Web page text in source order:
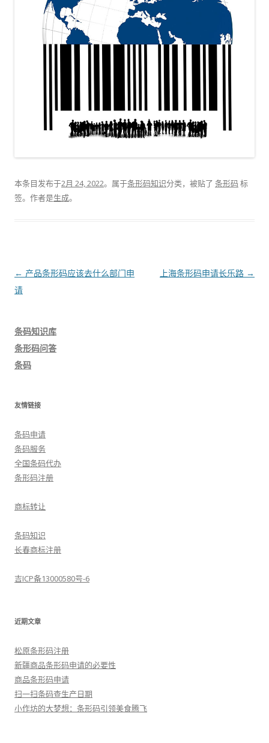
本条目发布于2月 24, 2022。属于条形码知识分类，被贴了 条形码 标
签。 作者是生成。
文
章
← 产品条形码应该去什么部门申
请
上海条形码申请长乐路 →
条码知识库
条形码问答
条码
友情链接
条码申请
条码服务
全国条码代办
条形码注册
商标转让
条码知识
长春商标注册
吉ICP备13000580号-6
近期文章
松原条形码注册
新疆商品条形码申请的必要性
商品条形码申请
扫一扫条码查生产日期
小作坊的大梦想：条形码引领美食腾飞